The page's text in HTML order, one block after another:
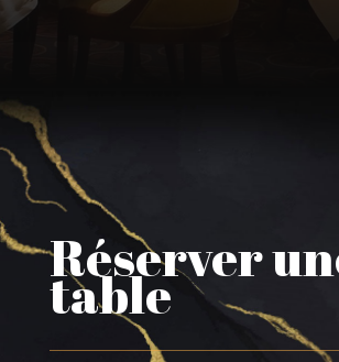
Réserver
table